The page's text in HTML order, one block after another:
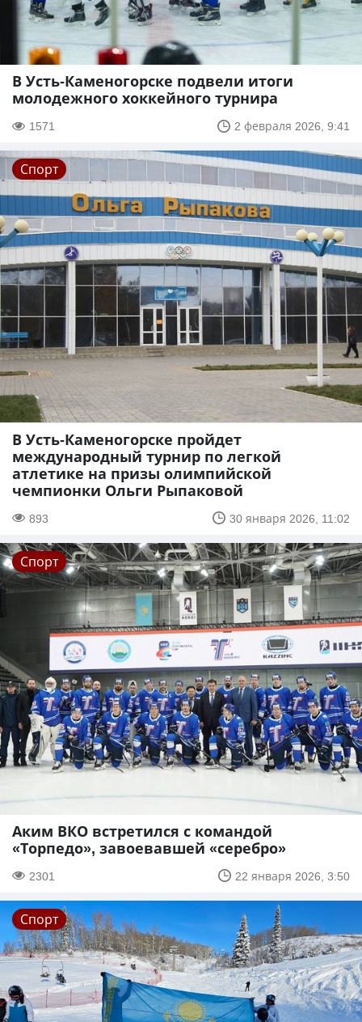
В Усть-Каменогорске подвели итоги
молодежного хоккейного турнира
1571 2 февраля 2026, 9:41
Спорт
В Усть-Каменогорске пройдет
международный турнир по легкой
атлетике на призы олимпийской
чемпионки Ольги Рыпаковой
893 30 января 2026, 11:02
Спорт
Аким ВКО встретился с командой
«Торпедо», завоевавшей «серебро»
2301 22 января 2026, 3:50
Спорт